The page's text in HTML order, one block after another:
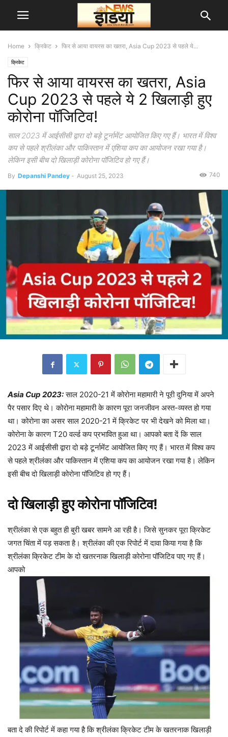
Home क्रिकेट फिर से आया वायरस का खतरा, Asia Cup 2023 से पहले ये...
क्रिकेट
फिर से आया वायरस का खतरा, Asia
Cup 2023 से पहले ये 2 खिलाड़ी हुए
कोरोना पॉजिटिव!
साल 2023 में आईसीसी द्वारा दो बड़े टूर्नामेंट आयोजित किए गए हैं। भारत में विश्व
कप से पहले श्रीलंका और पाकिस्तान में एशिया कप का आयोजन रखा गया है।
लेकिन इसी बीच दो खिलाड़ी कोरोना पॉजिटिव हो गए हैं।
By Depanshi Pandey - August 25, 2023 740
Asia Cup 2023:साल 2020-21 में कोरोना महामारी ने पूरी दुनिया में अपने
पैर पसार दिए थे। कोरोना महामारी के कारण पूरा जनजीवन अस्त-व्यस्त हो गया
था। कोरोना का असर साल 2020-21 में क्रिकेट पर भी देखने को मिला था।
कोरोना के कारण T20 वर्ल्ड कप प्रभावित हुआ था। आपको बता दें कि साल
2023 में आईसीसी द्वारा दो बड़े टूर्नामेंट आयोजित किए गए हैं। भारत में विश्व कप
से पहले श्रीलंका और पाकिस्तान में एशिया कप का आयोजन रखा गया है। लेकिन
इसी बीच दो खिलाड़ी कोरोना पॉजिटिव हो गए हैं।
दो खिलाड़ी हुए कोरोना पॉजिटिव!
श्रीलंका से एक बहुत ही बुरी खबर सामने आ रही है। जिसे सुनकर पूरा क्रिकेट
जगत चिंता में पड़ सकता है। श्रीलंका की एक रिपोर्ट में दावा किया गया है कि
श्रीलंका क्रिकेट टीम के दो खतरनाक खिलाड़ी कोरोना पॉजिटिव पाए गए हैं।
आपको
बता दे की रिपोर्ट में कहा गया है कि श्रीलंका क्रिकेट टीम के खतरनाक खिलाड़ी